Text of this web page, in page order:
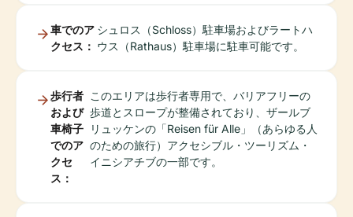
車でのア
クセス：
シュロス（Schloss）駐車場およびラートハ
ウス（Rathaus）駐車場に駐車可能です。
歩行者
および
車椅子
でのア
クセ
ス：
このエリアは歩行者専用で、バリアフリーの
歩道とスロープが整備されており、ザールブ
リュッケンの「Reisen für Alle」（あらゆる人
のための旅行）アクセシブル・ツーリズム・
イニシアチブの一部です。